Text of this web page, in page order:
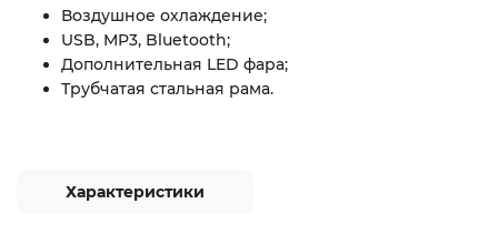
Воздушное охлаждение;
USB, MP3, Bluetooth;
Дополнительная LED фара;
Трубчатая стальная рама.
Характеристики